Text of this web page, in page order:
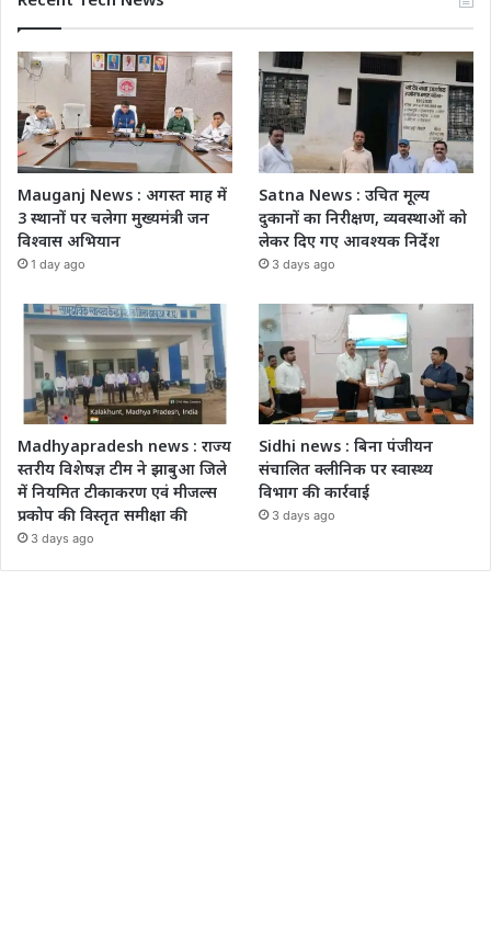
Mauganj News : अगस्त माह में
3 स्थानों पर चलेगा मुख्यमंत्री जन
विश्वास अभियान
1 day ago
Satna News : उचित मूल्य
दुकानों का निरीक्षण, व्यवस्थाओं को
लेकर दिए गए आवश्यक निर्देश
3 days ago
Madhyapradesh news : राज्य
स्तरीय विशेषज्ञ टीम ने झाबुआ जिले
में नियमित टीकाकरण एवं मीजल्स
प्रकोप की विस्तृत समीक्षा की
3 days ago
Sidhi news : बिना पंजीयन
संचालित क्लीनिक पर स्वास्थ्य
विभाग की कार्रवाई
3 days ago